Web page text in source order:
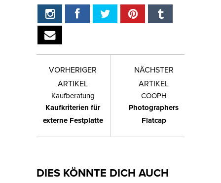
VORHERIGER
ARTIKEL
Kaufberatung
Kaufkriterien für
externe Festplatte
NÄCHSTER
ARTIKEL
COOPH
Photographers
Flatcap
DIES KÖNNTE DICH AUCH